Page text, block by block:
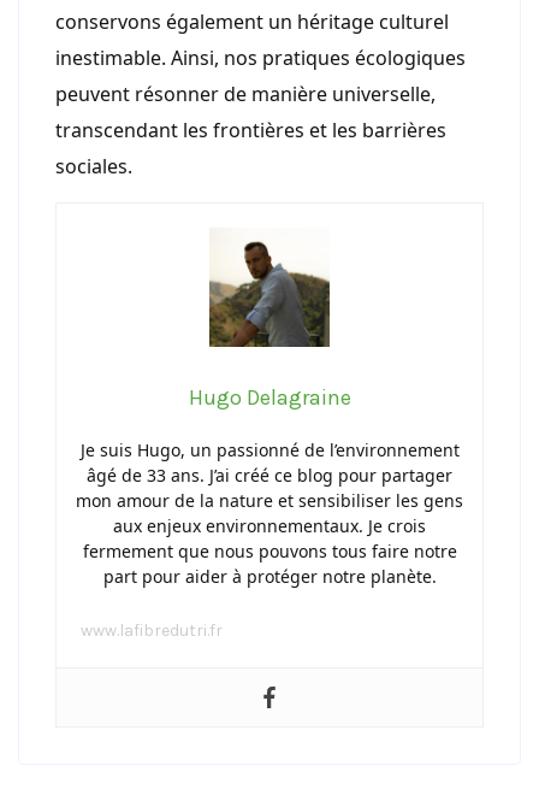
conservons également un héritage culturel
inestimable. Ainsi, nos pratiques écologiques
peuvent résonner de manière universelle,
transcendant les frontières et les barrières
sociales.
Hugo Delagraine
Je suis Hugo, un passionné de l’environnement
âgé de 33 ans. J’ai créé ce blog pour partager
mon amour de la nature et sensibiliser les gens
aux enjeux environnementaux. Je crois
fermement que nous pouvons tous faire notre
part pour aider à protéger notre planète.
www.lafibredutri.fr